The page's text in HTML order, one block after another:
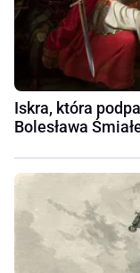
Iskra, która
Bolesława